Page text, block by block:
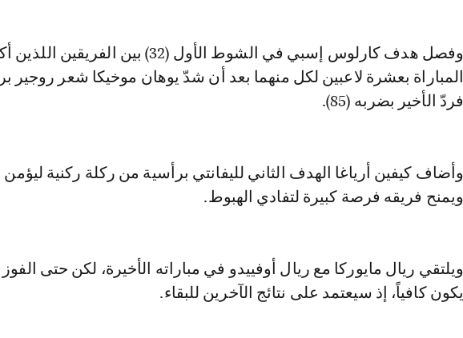
وفصل هدف كارلوس إسبي في الشوط الأول (32) بين الفريقين
المباراة بعشرة لاعبين لكل منهما بعد أن شدّ يوهان موخيكا شعر روجير
فردّ الأخير بضربه (85).
وأضاف كيفين أرياغا الهدف الثاني لليفانتي برأسية من ركلة ركنية ليؤمن
ويمنح فريقه فرصة كبيرة لتفادي الهبوط.
ويلتقي ريال مايوركا مع ريال أوفييدو في مباراته الأخيرة، لكن حتى الفوز
يكون كافياً، إذ سيعتمد على نتائج الآخرين للبقاء.